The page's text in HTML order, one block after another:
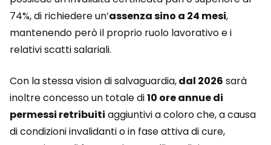
74%, di richiedere un’assenza sino a 24 mesi,
mantenendo però il proprio ruolo lavorativo e i
relativi scatti salariali.
Con la stessa vision di salvaguardia,dal 2026 sarà
inoltre concesso un totale di10 ore annue di
permessi retribuiti aggiuntivi a coloro che, a causa
di condizioni invalidanti o in fase attiva di cure,